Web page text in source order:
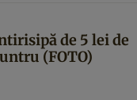
de 5 lei de
(FOTO)